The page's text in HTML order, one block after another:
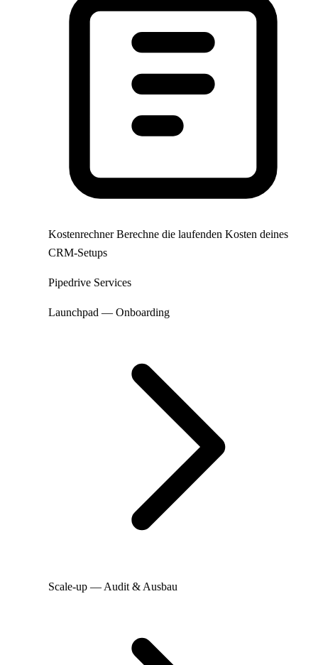
KostenrechnerBerechne die laufenden Kosten deines
CRM-Setups
Pipedrive Services
Launchpad — Onboarding
Scale-up — Audit & Ausbau